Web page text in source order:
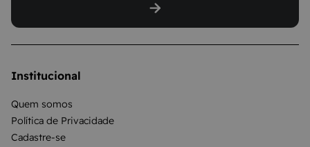
Institucional
Quem somos
Política de Privacidade
Cadastre-se